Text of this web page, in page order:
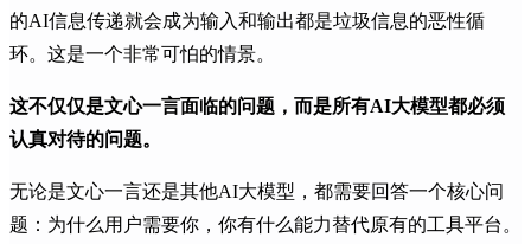
的AI信息传递就会成为输入和输出都是垃圾信息的恶性循
环。这是一个非常可怕的情景。
这不仅仅是文心一言面临的问题，而是所有AI大模型都必须
认真对待的问题。
无论是文心一言还是其他AI大模型，都需要回答一个核心问
题：为什么用户需要你，你有什么能力替代原有的工具平台。